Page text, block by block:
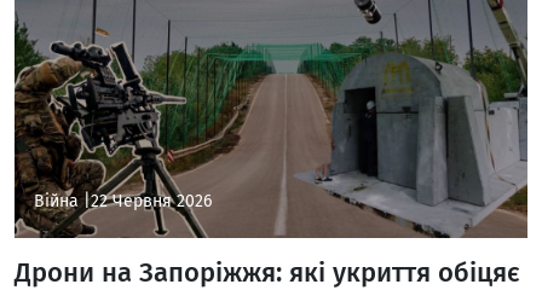
Війна |22 Червня 2026
Дрони на Запоріжжя: які укриття обіцяє